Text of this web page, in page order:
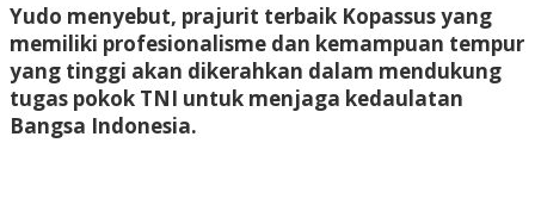
Yudo menyebut, prajurit terbaik Kopassus yang
memiliki profesionalisme dan kemampuan tempur
yang tinggi akan dikerahkan dalam mendukung
tugas pokok TNI untuk menjaga kedaulatan
Bangsa Indonesia.